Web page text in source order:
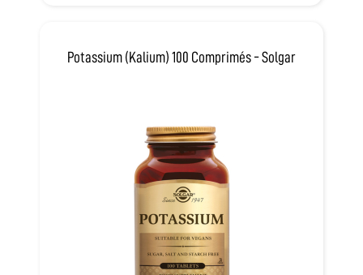
Potassium (Kalium) 100 Comprimés - Solgar